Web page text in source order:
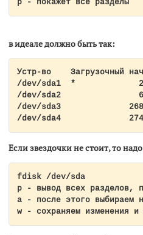
p - покажет все разделы
в идеале должно быть так:
Устр-во    Загрузочный
/dev/sda1  *
/dev/sda2
/dev/sda3
Если звездочки не стоит, то
fdisk /dev/sda
p - вывод всех разделов,
a - после этого выбираем
w - сохраняем изменения и